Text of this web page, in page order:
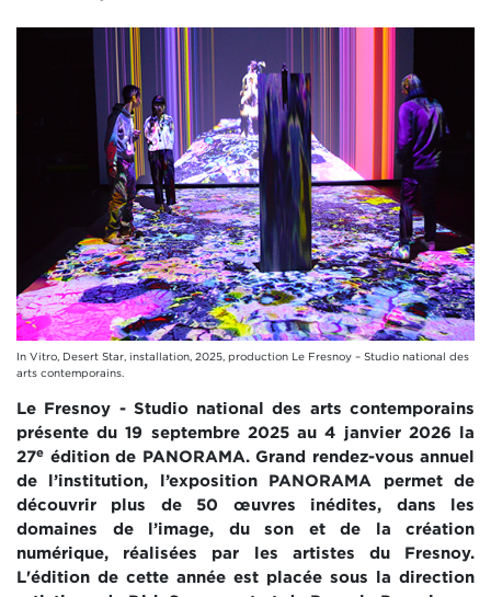
In Vitro, Desert Star, installation, 2025, production Le Fresnoy – Studio national des
arts contemporains.
Le Fresnoy - Studio national des arts contemporains
présente du 19 septembre 2025 au 4 janvier 2026 la
27e édition de PANORAMA. Grand rendez-vous annuel
de l’institution, l’exposition PANORAMA permet de
découvrir plus de 50 œuvres inédites, dans les
domaines de l’image, du son et de la création
numérique, réalisées par les artistes du Fresnoy.
L'édition de cette année est placée sous la direction